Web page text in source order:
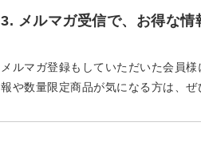
3. メルマガ受信で、お得な情
メルマガ登録もしていただいた会員
報や数量限定商品が気になる方は、ぜ